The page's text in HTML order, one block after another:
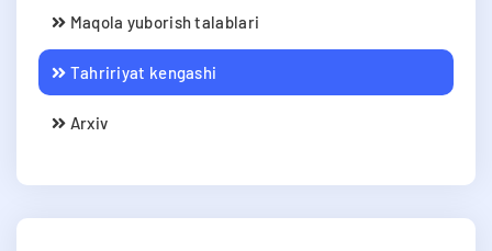
Maqola yuborish talablari
Tahririyat kengashi
Arxiv